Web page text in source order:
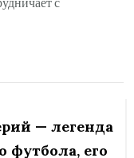
— легенда
футбола, его